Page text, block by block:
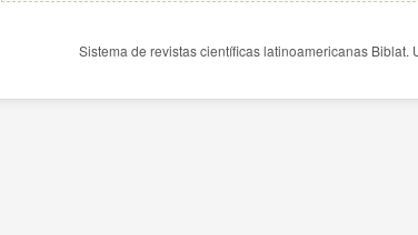
Sistema de revistas científicas latinoamericanas